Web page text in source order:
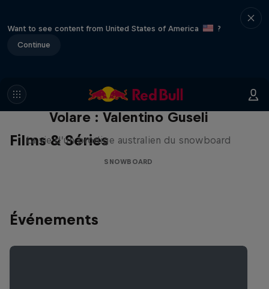
Want to see content from United States of America
?
Continue
Films & Séries
Volare : Valentino Guseli
La vie d’un prodige australien du snowboard
SNOWBOARD
Événements